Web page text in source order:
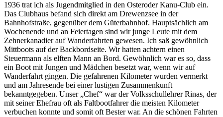
1936 trat ich als Jugendmitglied in den Osteroder Kanu-Club ein.
Das Clubhaus befand sich direkt am Drewenzsee in der
Bahnhofstraße, gegenüber dem Güterbahnhof. Hauptsächlich am
Wochenende und an Feiertagen sind wir junge Leute mit dem
Zehnerkanadier auf Wanderfahrten gewesen. Ich saß gewöhnlich
Mittboots auf der Backbordseite. Wir hatten achtern einen
Steuermann als elften Mann an Bord. Gewöhnlich war es so, dass
ein Boot mit Jungen und Mädchen besetzt war, wenn wir auf
Wanderfahrt gingen. Die gefahrenen Kilometer wurden vermerkt
und am Jahresende bei einer lustigen Zusammenkunft
bekanntgegeben. Unser Chef
war der Volksschullehrer Rinas, der
mit seiner Ehefrau oft als Faltbootfahrer die meisten Kilometer
verbuchen konnte und somit oft Bester war. An die schönen Fahrten